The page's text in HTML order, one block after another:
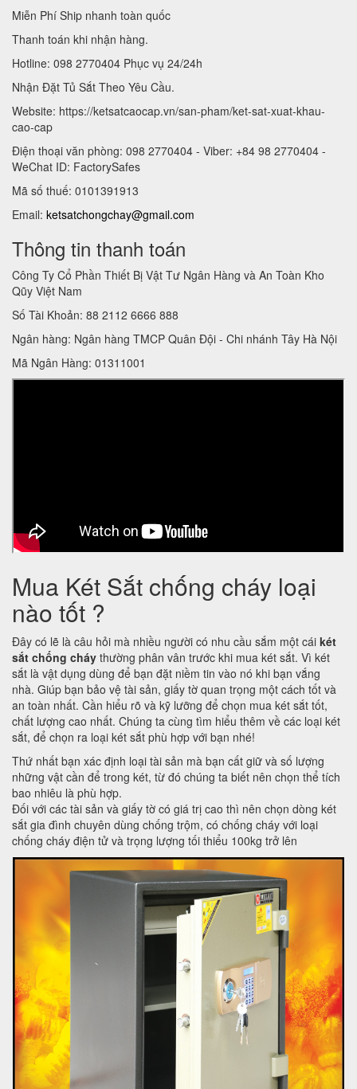
Miễn Phí Ship nhanh toàn quốc
Thanh toán khi nhận hàng.
Hotline: 098 2770404 Phục vụ 24/24h
Nhận Đặt Tủ Sắt Theo Yêu Cầu.
Website: https://ketsatcaocap.vn/san-pham/ket-sat-xuat-khau-
cao-cap
Điện thoại văn phòng: 098 2770404 - Viber: +84 98 2770404 -
WeChat ID: FactorySafes
Mã số thuế: 0101391913
Email: ketsatchongchay@gmail.com
Thông tin thanh toán
Công Ty Cổ Phần Thiết Bị Vật Tư Ngân Hàng và An Toàn Kho
Qũy Việt Nam
Số Tài Khoản: 88 2112 6666 888
Ngân hàng: Ngân hàng TMCP Quân Đội - Chi nhánh Tây Hà Nội
Mã Ngân Hàng: 01311001
Mua Két Sắt chống cháy loại
nào tốt ?
Đây có lẽ là câu hỏi mà nhiều người có nhu cầu sắm một cái két
sắt chống cháy thường phân vân trước khi mua két sắt. Vì két
sắt là vật dụng dùng để bạn đặt niềm tin vào nó khi bạn vắng
nhà. Giúp bạn bảo vệ tài sản, giấy tờ quan trọng một cách tốt và
an toàn nhất. Cần hiểu rõ và kỹ lưỡng để chọn mua két sắt tốt,
chất lượng cao nhất. Chúng ta cùng tìm hiểu thêm về các loại két
sắt, để chọn ra loại két sắt phù hợp với bạn nhé!
Thứ nhất bạn xác định loại tài sản mà bạn cất giữ và số lượng
những vật cần để trong két, từ đó chúng ta biết nên chọn thể tích
bao nhiêu là phù hợp.
Đối với các tài sản và giấy tờ có giá trị cao thì nên chọn dòng két
sắt gia đình chuyên dùng chống trộm, có chống cháy với loại
chống cháy điện tử và trọng lượng tối thiểu 100kg trở lên